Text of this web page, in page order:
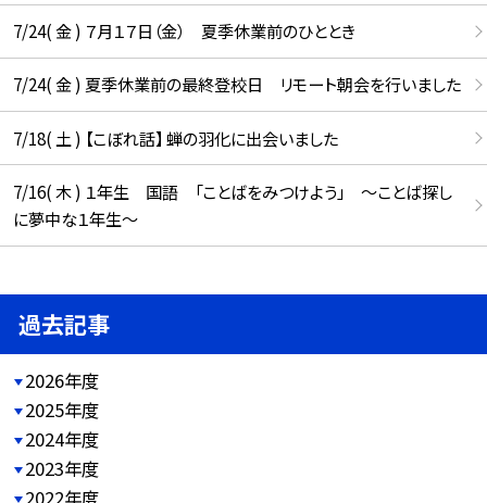
7/24( 金 ) ７月１７日（金） 夏季休業前のひととき
7/24( 金 ) 夏季休業前の最終登校日 リモート朝会を行いました
7/18( 土 ) 【こぼれ話】 蝉の羽化に出会いました
7/16( 木 ) １年生 国語 「ことばをみつけよう」 ～ことば探し
に夢中な１年生～
過去記事
2026年度
2025年度
2024年度
2023年度